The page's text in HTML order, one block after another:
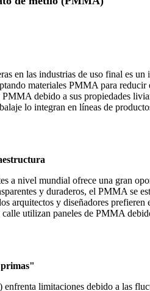
en las industrias de uso final es
materiales PMMA para
debido a sus propiedades
lo integran en líneas de
a nivel mundial ofrece una gran
y duraderos, el PMMA se
arquitectos y diseñadores
utilizan paneles de PMMA
limitaciones debido a las